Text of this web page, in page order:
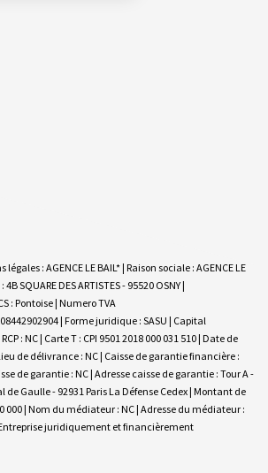
: AGENCE LE BAIL* | Raison sociale : AGENCE LE
SQUARE DES ARTISTES - 95520 OSNY |
: Pontoise | Numero TVA
| Forme juridique : SASU | Capital
: NC | Carte T : CPI 9501 2018 000 031 510 | Date de
de délivrance : NC | Caisse de garantie financière :
de garantie : NC | Adresse caisse de garantie : Tour A -
de Gaulle - 92931 Paris La Défense Cedex | Montant de
000 | Nom du médiateur : NC | Adresse du médiateur :
juridiquement et financièrement